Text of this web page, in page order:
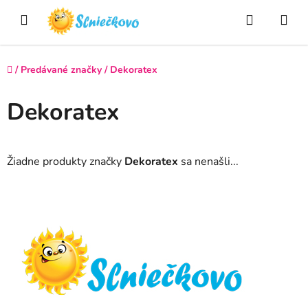
Hľadať
Domov
/ Predávané značky / Dekoratex
Dekoratex
Žiadne produkty značky Dekoratex sa nenašli...